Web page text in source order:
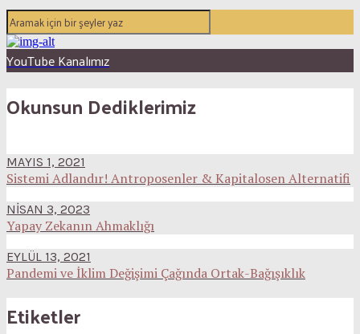
YouTube Kanalımız
Okunsun Dediklerimiz
MAYIS 1, 2021
Sistemi Adlandır! Antroposenler & Kapitalosen Alternatifi
NISAN 3, 2023
Yapay Zekanın Ahmaklığı
EYLÜL 13, 2021
Pandemi ve İklim Değişimi Çağında Ortak-Bağışıklık
Etiketler